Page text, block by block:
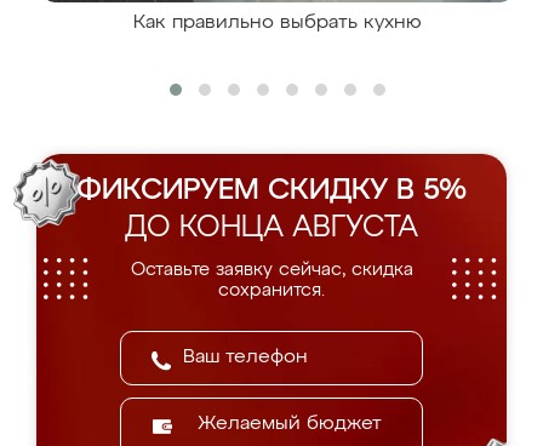
Как правильно выбрать кухню
ФИКСИРУЕМ СКИДКУ В 5%
ДО КОНЦА АВГУСТА
Оставьте заявку сейчас, скидка
сохранится.
Желаемый бюджет